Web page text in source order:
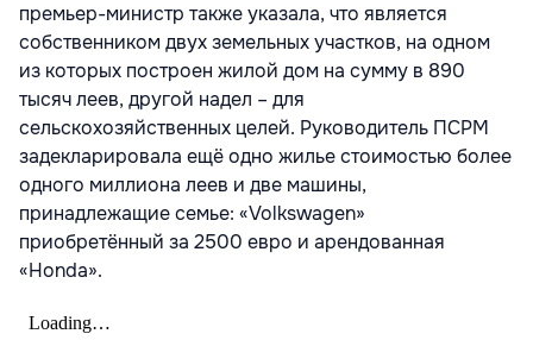
премьер-министр также указала, что является
собственником двух земельных участков, на одном
из которых построен жилой дом на сумму в 890
тысяч леев, другой надел – для
сельскохозяйственных целей. Руководитель ПСРМ
задекларировала ещё одно жилье стоимостью более
одного миллиона леев и две машины,
принадлежащие семье: «Volkswagen»
приобретённый за 2500 евро и арендованная
«Honda».